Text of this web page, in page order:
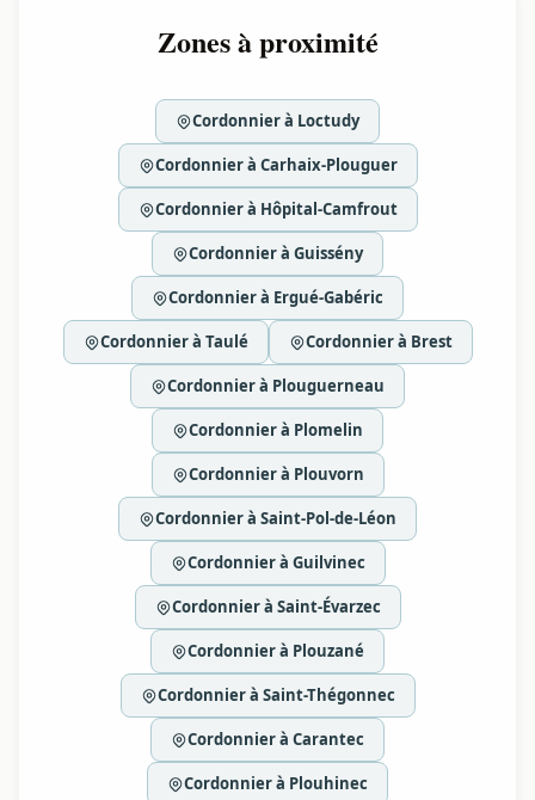
Zones à proximité
Cordonnier à Loctudy
Cordonnier à Carhaix-Plouguer
Cordonnier à Hôpital-Camfrout
Cordonnier à Guissény
Cordonnier à Ergué-Gabéric
Cordonnier à Taulé Cordonnier à Brest
Cordonnier à Plouguerneau
Cordonnier à Plomelin
Cordonnier à Plouvorn
Cordonnier à Saint-Pol-de-Léon
Cordonnier à Guilvinec
Cordonnier à Saint-Évarzec
Cordonnier à Plouzané
Cordonnier à Saint-Thégonnec
Cordonnier à Carantec
Cordonnier à Plouhinec